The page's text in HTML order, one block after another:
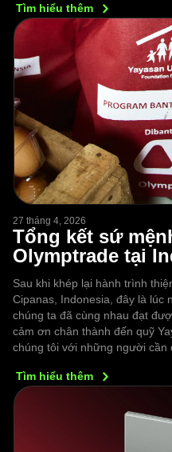
Tìm hiểu thêm
27 tháng 4, 2026
Tổng kết sứ
Olymptrade tại
Sau khi khép lại hành trình
Cipanas, Indonesia, đây là lúc
chúng ta đã cùng nhau đạt
cảm ơn chân thành đến quỹ
chúng tôi với những người cần
Tìm hiểu thêm